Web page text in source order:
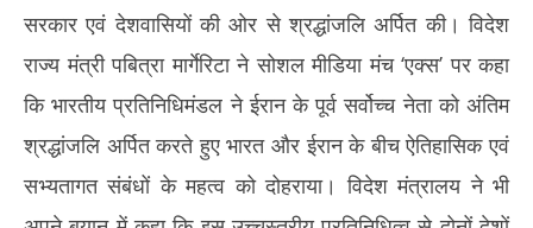
सरकार एवं देशवासियों की ओर से श्रद्धांजलि अर्पित की। विदेश
राज्य मंत्री पबित्रा मार्गेरिटा ने सोशल मीडिया मंच ‘एक्स’ पर कहा
कि भारतीय प्रतिनिधिमंडल ने ईरान के पूर्व सर्वोच्च नेता को अंतिम
श्रद्धांजलि अर्पित करते हुए भारत और ईरान के बीच ऐतिहासिक एवं
सभ्यतागत संबंधों के महत्व को दोहराया। विदेश मंत्रालय ने भी